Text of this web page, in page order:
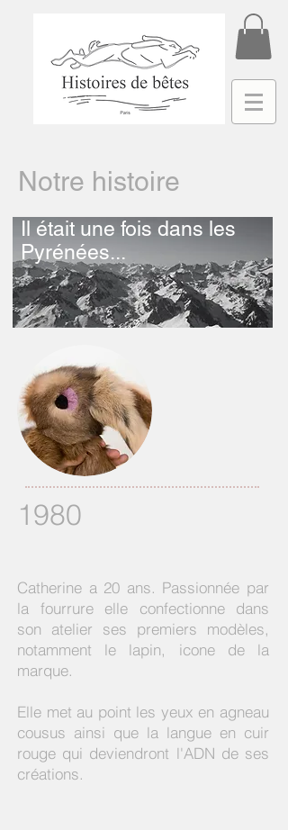
Notre histoire
Il était une fois dans les
Pyrénées...
1980
Catherine a 20 ans. Passionnée par
la fourrure elle confectionne dans
son atelier ses premiers modèles,
notamment le lapin, icone de la
marque.
Elle met au point les yeux en agneau
cousus ainsi que la langue en cuir
rouge qui deviendront l'ADN de ses
créations.